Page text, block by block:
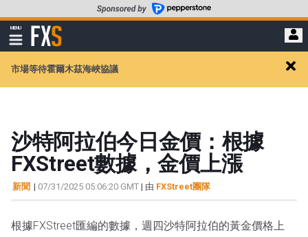
至
要
MENU
顯
示
航
FXStreet
市場等待霍爾木茲海峽協議
alert
沙特阿拉伯今日金價：根據
FXStreet數據，金價上漲
新聞 | 07/31/2025 05:06:20 GMT | 由 FXStreet團隊
根據FXStreet匯編的數據，週四沙特阿拉伯的黃金價格上